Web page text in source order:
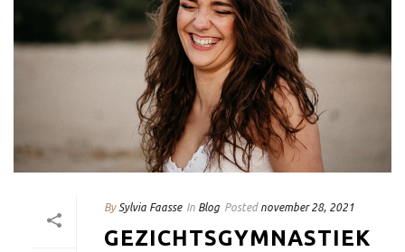
By Sylvia Faasse In Blog Posted november 28, 2021
GEZICHTSGYMNASTIEK